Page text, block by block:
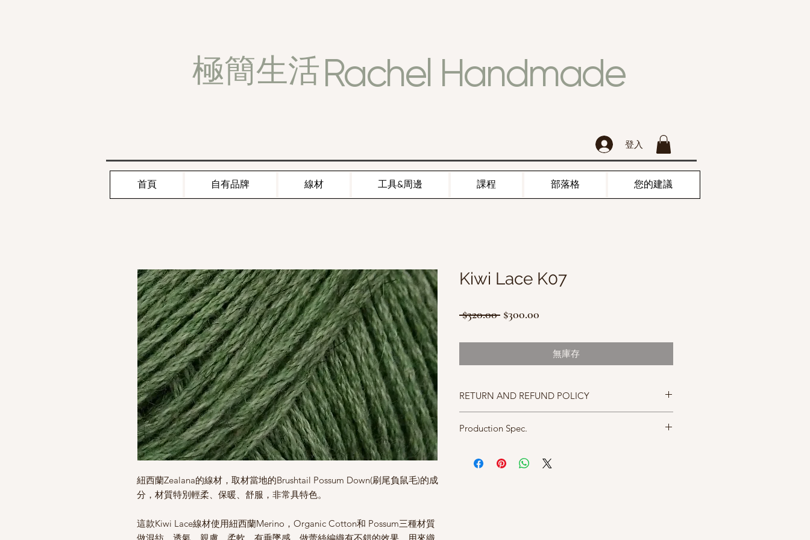
極簡生活Rachel Handmade
登入
首頁 自有品牌 線材 工具&周邊 課程 部落格 您的建議
紐西蘭Zealana的線材，取材當地的Brushtail Possum Down(刷尾負鼠毛)的成
分，材質特別輕柔、保暖、舒服，非常具特色。
這款Kiwi Lace線材使用紐西蘭Merino，Organic Cotton和 Possum三種材質
Kiwi Lace K07
$320.00 一
格
$300.00
格
無庫存
RETURN AND REFUND POLICY
仔細斟酌，因數量有限，售出後無法退換，敬請見諒。
Production Spec.
possum fiber